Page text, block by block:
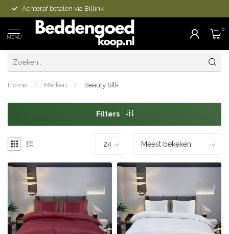
Achteraf betalen via Billink
MENU
0
Home / Merken / Beauty Silk
Filters